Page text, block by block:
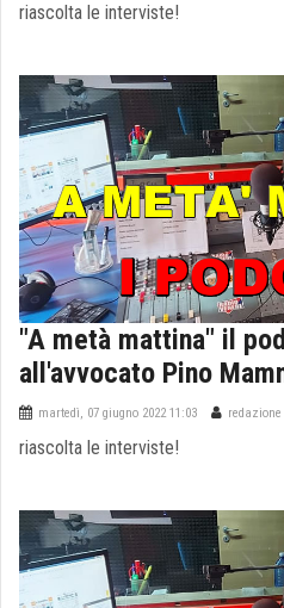
riascolta le interviste!
"A metà mattina" il
all'avvocato Pino
martedì, 07 giugno 2022 11:03 redazione
riascolta le interviste!